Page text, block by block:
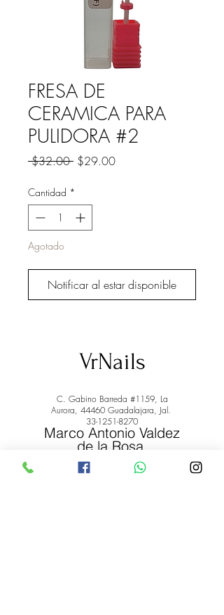
FRESA DE
CERAMICA PARA
PULIDORA #2
$32.00 Precio
$29.00Precio
Cantidad *
Agotado
Notificar al estar disponible
VrNails
C. Gabino Barreda #1159, La
Aurora, 44460 Guadalajara, Jal.
33-1251-8270
Marco Antonio Valdez
de la Rosa.
RFC: VARM900908ER2